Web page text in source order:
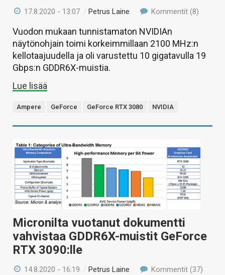
17.8.2020 - 13:07 /Petrus Laine Kommentit (8)
Vuodon mukaan tunnistamaton NVIDIAn
näytönohjain toimi korkeimmillaan 2100 MHz:n
kellotaajuudella ja oli varustettu 10 gigatavulla 19
Gbps:n GDDR6X-muistia.
Lue lisää
Ampere GeForce GeForce RTX 3080 NVIDIA
Micronilta vuotanut dokumentti
vahvistaa GDDR6X-muistit GeForce
RTX 3090:lle
14.8.2020 - 16:19 /Petrus Laine Kommentit (37)